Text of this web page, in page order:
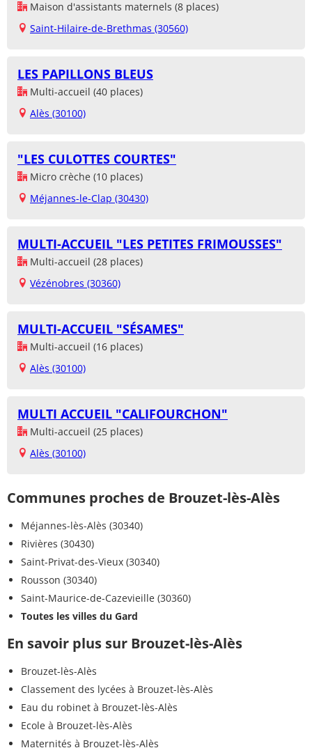
Maison d'assistants maternels (8 places)
Saint-Hilaire-de-Brethmas (30560)
LES PAPILLONS BLEUS
Multi-accueil (40 places)
Alès (30100)
"LES CULOTTES COURTES"
Micro crèche (10 places)
Méjannes-le-Clap (30430)
MULTI-ACCUEIL "LES PETITES FRIMOUSSES"
Multi-accueil (28 places)
Vézénobres (30360)
MULTI-ACCUEIL "SÉSAMES"
Multi-accueil (16 places)
Alès (30100)
MULTI ACCUEIL "CALIFOURCHON"
Multi-accueil (25 places)
Alès (30100)
Communes proches de Brouzet-lès-Alès
Méjannes-lès-Alès (30340)
Rivières (30430)
Saint-Privat-des-Vieux (30340)
Rousson (30340)
Saint-Maurice-de-Cazevieille (30360)
Toutes les villes du Gard
En savoir plus sur Brouzet-lès-Alès
Brouzet-lès-Alès
Classement des lycées à Brouzet-lès-Alès
Eau du robinet à Brouzet-lès-Alès
Ecole à Brouzet-lès-Alès
Maternités à Brouzet-lès-Alès